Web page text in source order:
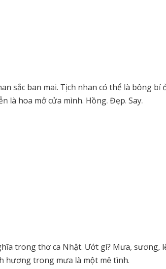
sắc ban mai. Tịch nhan có thể là bông bí
là hoa mở cửa mình. Hồng. Đẹp. Say.
trong thơ ca Nhật. Ướt gì? Mưa, sương,
hương trong mưa là một mê tình.